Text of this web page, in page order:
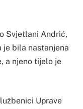
Svjetlani Andrić,
je bila nastanjena
a njeno tijelo je
Uprave